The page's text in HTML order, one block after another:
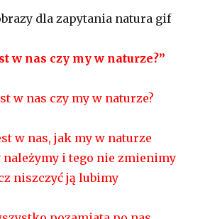
w nas czy my w naturze?”
w nas czy my w naturze?
w nas, jak my w naturze
należymy i tego nie zmienimy
niszczyć ją lubimy